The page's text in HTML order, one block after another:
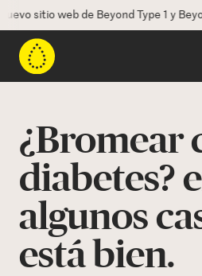
sitio web de Beyond Type 1 y
Beyond Type 2
Recursos
Programas
¿Bromear
diabetes?
algunos
está bien.